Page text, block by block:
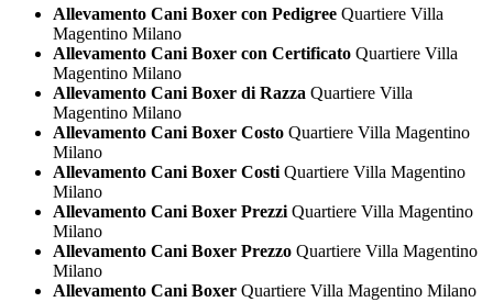
Allevamento Cani Boxer con Pedigree Quartiere Villa
Magentino Milano
Allevamento Cani Boxer con Certificato Quartiere Villa
Magentino Milano
Allevamento Cani Boxer di Razza Quartiere Villa
Magentino Milano
Allevamento Cani Boxer Costo Quartiere Villa Magentino
Milano
Allevamento Cani Boxer Costi Quartiere Villa Magentino
Milano
Allevamento Cani Boxer Prezzi Quartiere Villa Magentino
Milano
Allevamento Cani Boxer Prezzo Quartiere Villa Magentino
Milano
Allevamento Cani Boxer Quartiere Villa Magentino Milano